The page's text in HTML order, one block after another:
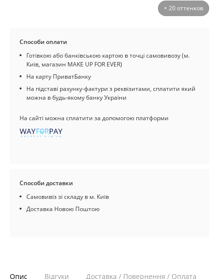
+ 20 оттенков
Способи оплати
Готівкою або банківською картою в точці самовивозу (м.
Київ, магазин MAKE UP FOR EVER)
На карту ПриватБанку
На підставі рахунку-фактури з реквізитами, сплатити який
можна в будь-якому банку України
На сайті можна сплатити за допомогою платформи
Способи доставки
Самовивіз зі складу в м. Київ
Доставка Новою Поштою
Опис Відгуки Доставка / Повернення / Оплата